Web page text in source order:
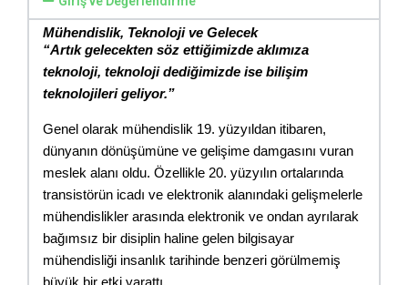
Mühendislik, Teknoloji ve Gelecek
“Artık gelecekten söz ettiğimizde aklımıza
teknoloji, teknoloji dediğimizde ise bilişim
teknolojileri geliyor.”
Genel olarak mühendislik 19. yüzyıldan itibaren,
dünyanın dönüşümüne ve gelişime damgasını vuran
meslek alanı oldu. Özellikle 20. yüzyılın ortalarında
transistörün icadı ve elektronik alanındaki gelişmelerle
mühendislikler arasında elektronik ve ondan ayrılarak
bağımsız bir disiplin haline gelen bilgisayar
mühendisliği insanlık tarihinde benzeri görülmemiş